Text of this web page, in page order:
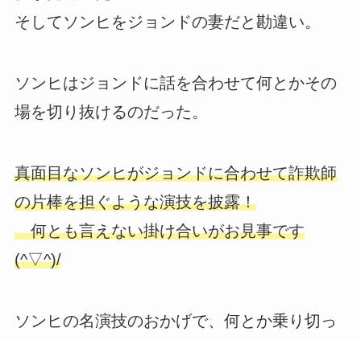
そしてソンヒをジョンドの妻だと勘違い。
ソンヒはジョンドに話を合わせて何とかその
場を切り抜けるのだった。
真面目なソンヒがジョンドに合わせて詐欺師
の片棒を担ぐような演技を披露！
何とも言えない掛け合いがお見事です
(^▽^)/
ソンヒの名演技のおかげで、何とか乗り切っ